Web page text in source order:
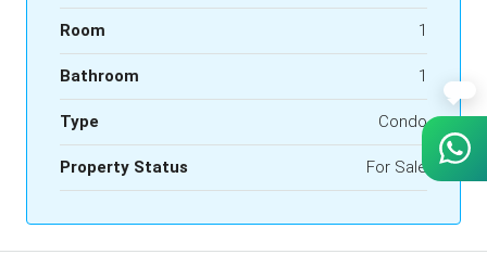
Room 1
Bathroom 1
Type Condo
Property Status For Sale